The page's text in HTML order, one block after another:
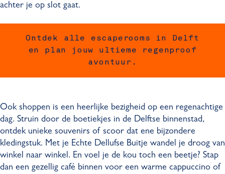
achter je op slot gaat.
Ontdek alle escaperooms in Delft
en plan jouw ultieme regenproof
avontuur.
Ook shoppen is een heerlijke bezigheid op een regenachtige
dag. Struin door de boetiekjes in de Delftse binnenstad,
ontdek unieke souvenirs of scoor dat ene bijzondere
kledingstuk. Met je Echte Dellufse Buitje wandel je droog van
winkel naar winkel. En voel je de kou toch een beetje? Stap
dan een gezellig café binnen voor een warme cappuccino of